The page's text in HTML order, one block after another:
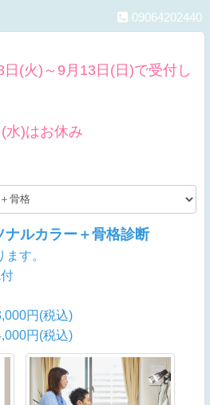
09064202440
(火)～9月13日(日)で受付し
水)はお休み
ルカラー＋骨格診断
す。
付
円(税込)
円(税込)